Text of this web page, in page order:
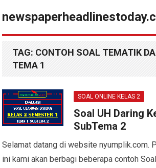
TAG: CONTOH SOAL TEMATIK
TEMA 1
SOAL ONLINE KELAS 2
Soal UH Daring
SubTema 2
Selamat datang di website nyumplik.com.
ini kami akan berbagi beberapa contoh